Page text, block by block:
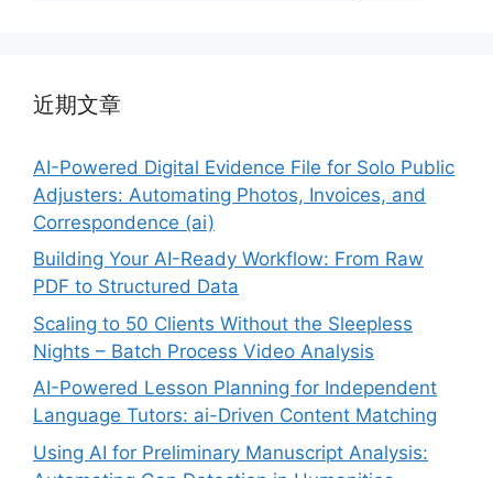
近期文章
AI-Powered Digital Evidence File for Solo Public
Adjusters: Automating Photos, Invoices, and
Correspondence (ai)
Building Your AI-Ready Workflow: From Raw
PDF to Structured Data
Scaling to 50 Clients Without the Sleepless
Nights – Batch Process Video Analysis
AI-Powered Lesson Planning for Independent
Language Tutors: ai-Driven Content Matching
Using AI for Preliminary Manuscript Analysis: